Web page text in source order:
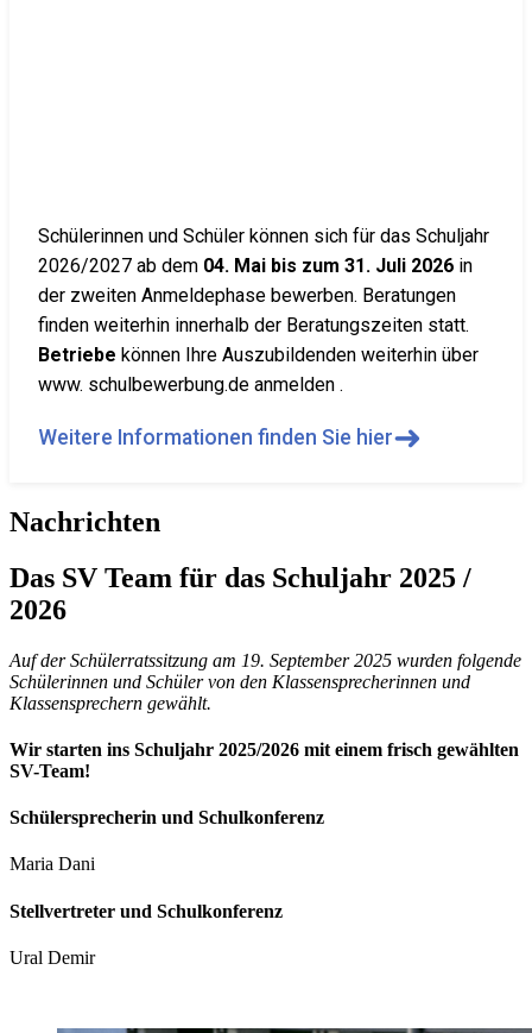
Schülerinnen und Schüler können sich für das Schuljahr
2026/2027 ab dem 04. Mai bis zum 31. Juli 2026 in
der zweiten Anmeldephase bewerben. Beratungen
finden weiterhin innerhalb der Beratungszeiten statt.
Betriebe können Ihre Auszubildenden weiterhin über
www. schulbewerbung.de anmelden .
Weitere Informationen finden Sie hier➜
Nachrichten
Das SV Team für das Schuljahr 2025 /
2026
Auf der Schülerratssitzung am 19. September 2025 wurden folgende
Schülerinnen und Schüler von den Klassensprecherinnen und
Klassensprechern gewählt.
Wir starten ins Schuljahr 2025/2026 mit einem frisch gewählten
SV-Team!
Schülersprecherin und Schulkonferenz
Maria Dani
Stellvertreter und Schulkonferenz
Ural Demir